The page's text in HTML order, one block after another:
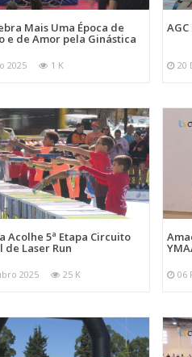
Mais Uma Época de
e de Amor pela Ginástica
2025 1 K 20
Acolhe 5ª Etapa Circuito
de Laser Run
2025 25 K 06